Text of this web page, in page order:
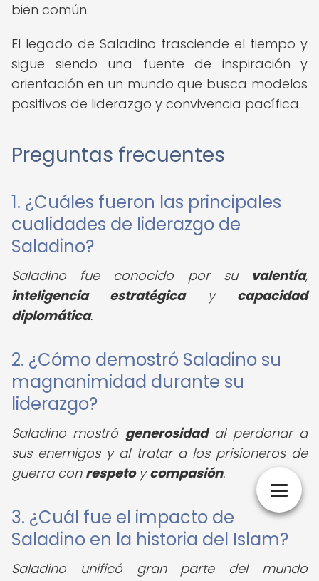
bien común.
El legado de Saladino trasciende el tiempo y
sigue siendo una fuente de inspiración y
orientación en un mundo que busca modelos
positivos de liderazgo y convivencia pacífica.
Preguntas frecuentes
1. ¿Cuáles fueron las principales
cualidades de liderazgo de
Saladino?
Saladino fue conocido por su valentía,
inteligencia estratégicay capacidad
diplomática.
2. ¿Cómo demostró Saladino su
magnanimidad durante su
liderazgo?
Saladino mostró generosidadal perdonar a
sus enemigos y al tratar a los prisioneros de
guerra con respetoycompasión.
3. ¿Cuál fue el impacto de
Saladino en la historia del Islam?
Saladino unificó gran parte del mundo